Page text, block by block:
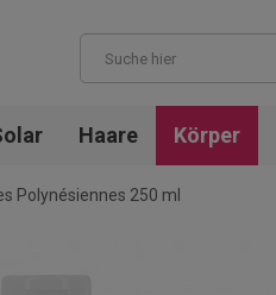
Haare Körper
Polynésiennes 250 ml